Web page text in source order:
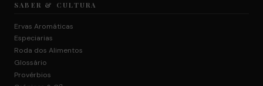
SABER & CULTURA
Ervas Aromáticas
Especiarias
Roda dos Alimentos
Glossário
Provérbios